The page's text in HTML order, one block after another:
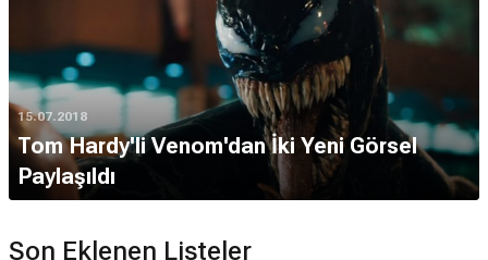
15.07.2018
Tom Hardy'li Venom'dan İki Yeni Görsel
Paylaşıldı
Son Eklenen Listeler